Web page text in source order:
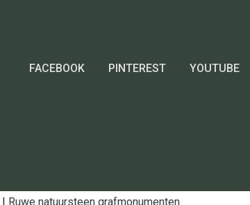
FACEBOOK PINTEREST YOUTUBE
| Ruwe natuursteen grafmonumenten